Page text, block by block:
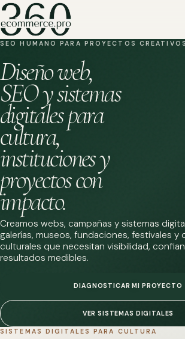
SEO HUMANO PARA PROYECTOS CREATIVOS
Diseño web,
SEO y sistemas
digitales para
cultura,
instituciones y
proyectos con
impacto.
Creamos webs, campañas y sistemas
galerías, museos, fundaciones, festivales y
culturales que necesitan visibilidad,
resultados medibles.
DIAGNOSTICAR MI PROYECTO
VER SISTEMAS DIGITALES
SISTEMAS DIGITALES PARA CULTURA